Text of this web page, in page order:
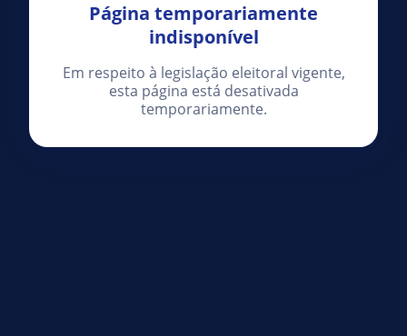
Página temporariamente
indisponível
Em respeito à legislação eleitoral vigente,
esta página está desativada
temporariamente.